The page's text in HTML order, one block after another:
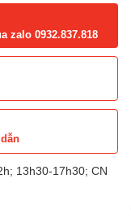
zalo 0932.837.818
13h30-17h30; CN